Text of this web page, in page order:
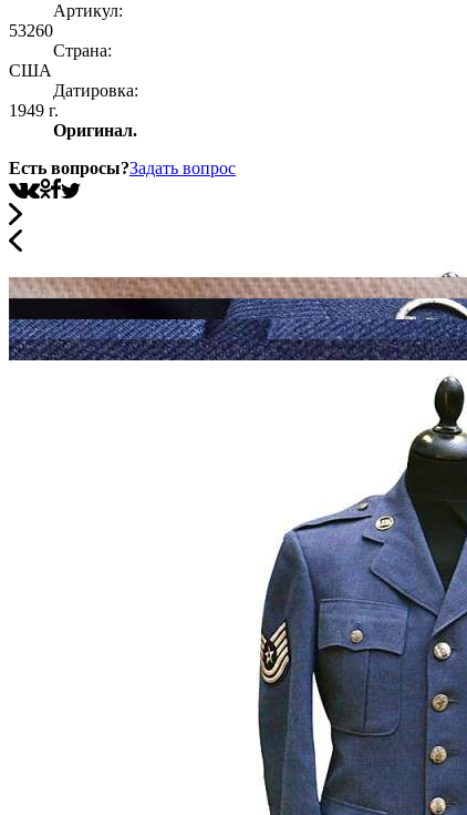
Артикул:
53260
Страна:
США
Датировка:
1949 г.
Оригинал.
Есть вопросы?Задать вопрос